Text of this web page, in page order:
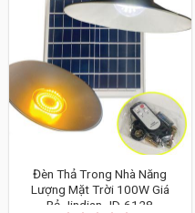
Đèn Thả Trong Nhà Năng
Lượng Mặt Trời 100W Giá
Rẻ Jindian JD-6128